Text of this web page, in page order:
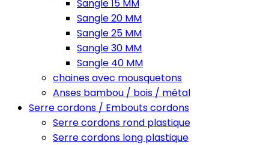
Sangle 15 MM
Sangle 20 MM
Sangle 25 MM
Sangle 30 MM
Sangle 40 MM
chaines avec mousquetons
Anses bambou / bois / métal
Serre cordons / Embouts cordons
Serre cordons rond plastique
Serre cordons long plastique